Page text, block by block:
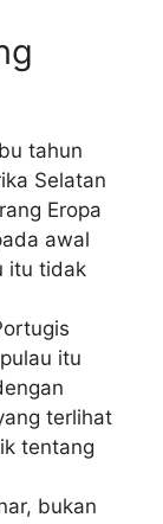
tahun
Selatan
Eropa
awal
itu tidak
itu
terlihat
tentang
bukan